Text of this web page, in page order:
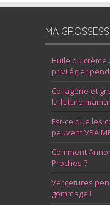
MA
Huile ou
privilégier
Collagène et
la future
Est-ce que les
peuvent
Comment
Proches ?
Vergetures
gommage !